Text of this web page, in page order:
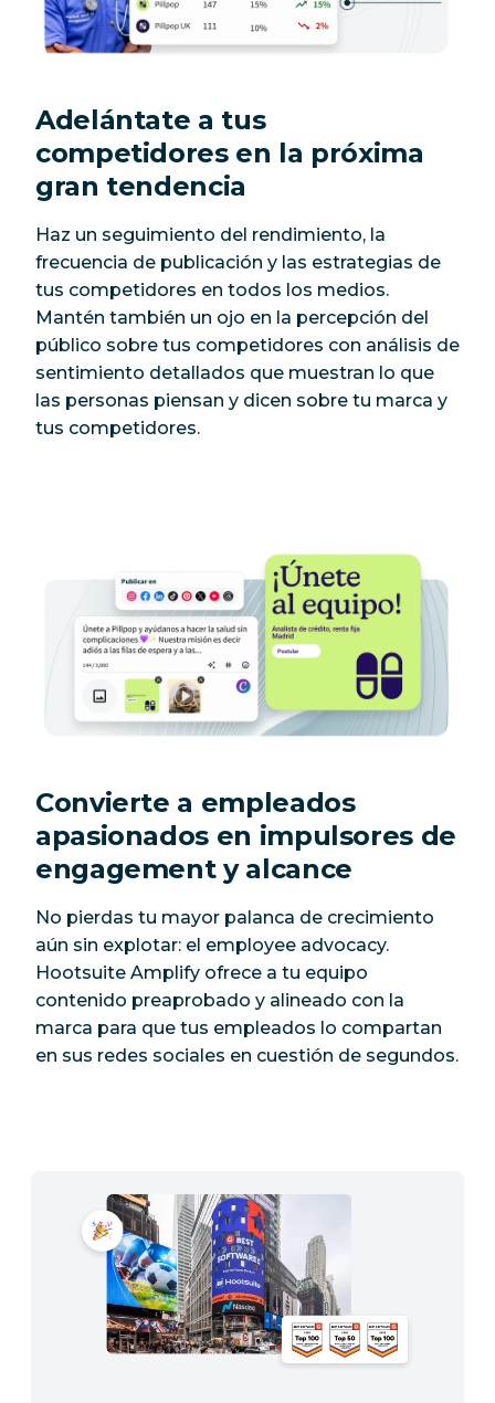
Adelántate a tus
competidores en la próxima
gran tendencia
Haz un seguimiento del rendimiento, la
frecuencia de publicación y las estrategias de
tus competidores en todos los medios.
Mantén también un ojo en la percepción del
público sobre tus competidores con análisis de
sentimiento detallados que muestran lo que
las personas piensan y dicen sobre tu marca y
tus competidores.
Convierte a empleados
apasionados en impulsores de
engagement y alcance
No pierdas tu mayor palanca de crecimiento
aún sin explotar: el employee advocacy.
Hootsuite Amplify ofrece a tu equipo
contenido preaprobado y alineado con la
marca para que tus empleados lo compartan
en sus redes sociales en cuestión de segundos.